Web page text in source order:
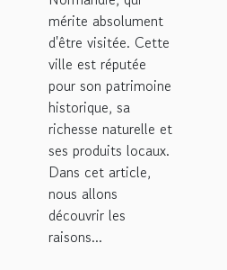
mérite absolument
d'être visitée. Cette
ville est réputée
pour son patrimoine
historique, sa
richesse naturelle et
ses produits locaux.
Dans cet article,
nous allons
découvrir les
raisons...